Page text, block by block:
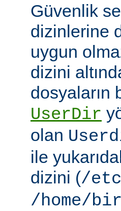
Güvenlik
dizinlerine
uygun
dizini
dosyaların
UserDir
olan
ile
dizini (/
/home/